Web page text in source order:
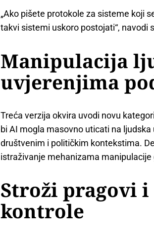
„Ako pišete protokole za sisteme koji
takvi sistemi uskoro postojati“, navodi
Manipulacija
uvjerenjima
Treća verzija okvira uvodi novu
bi AI mogla masovno uticati na
društvenim i političkim kontekstima.
istraživanje mehanizama
Stroži pragovi
kontrole